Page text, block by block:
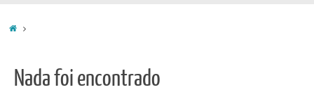
Home
Nada foi encontrado